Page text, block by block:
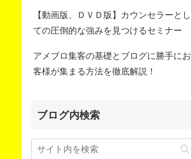
【動画版、ＤＶＤ版】カウンセラーとし
ての圧倒的な強みを見つけるセミナー
アメブロ集客の基礎とブログに勝手にお
客様が集まる方法を徹底解説！
ブログ内検索